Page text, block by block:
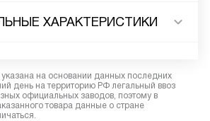
ХАРАКТЕРИСТИКИ
на основании данных последних
день на территорию РФ легальный ввоз
официальных заводов, поэтому в
товара данные о стране